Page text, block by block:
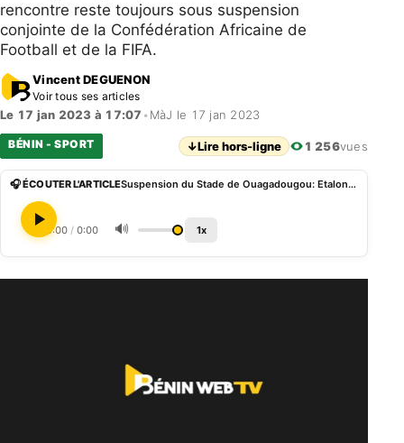
rencontre reste toujours sous suspension
conjointe de la Confédération Africaine de
Football et de la FIFA.
Vincent DEGUENON
Voir tous ses articles
Le 17 jan 2023 à 17:07 • MàJ le 17 jan 2023
BÉNIN - SPORT ↓Lire hors-ligne 1 256vues
🎧 ÉCOUTER L'ARTICLE Suspension du Stade de Ouagadougou: Etalons et EperviersÂ bientôt au stade GMK de Cotonou ?
0:00 / 0:00 🔊 1x